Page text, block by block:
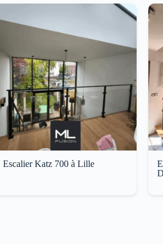
Escalier Katz 700 à Lille